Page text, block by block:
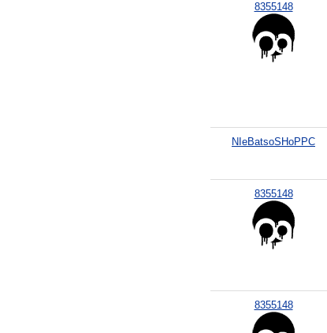
8355148
NIeBatsoSHoPPC
8355148
8355148